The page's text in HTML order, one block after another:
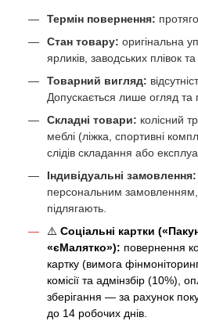
Термін повернення:
Стан товару: оригінальна
ярликів, заводських плівок
Товарний вигляд:
Допускається лише огляд та
Складні товари: колісний
меблі (ліжка, спортивні
слідів складання або
Індивідуальні замовлення:
персональним
підлягають.
⚠️ Соціальні картки
«єМалятко»): повернення
картку (вимога
комісії та адмінзбір (10%),
зберігання — за рахунок
до 14 робочих днів.